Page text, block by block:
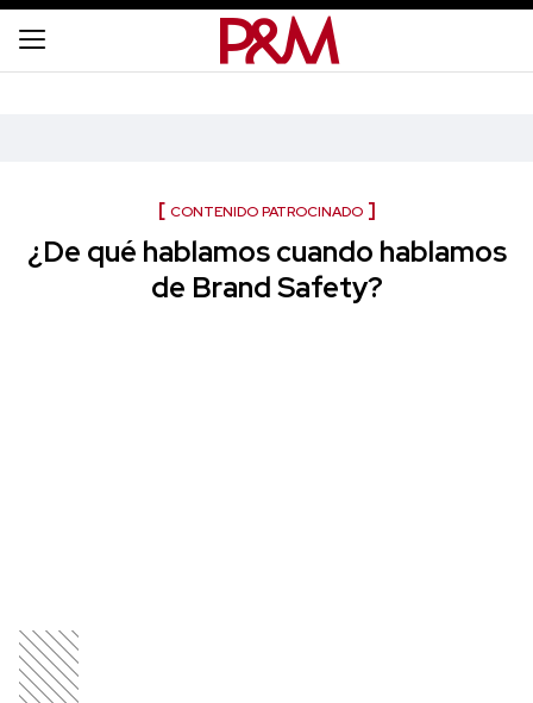
CONTENIDO PATROCINADO
¿De qué hablamos cuando hablamos
de Brand Safety?